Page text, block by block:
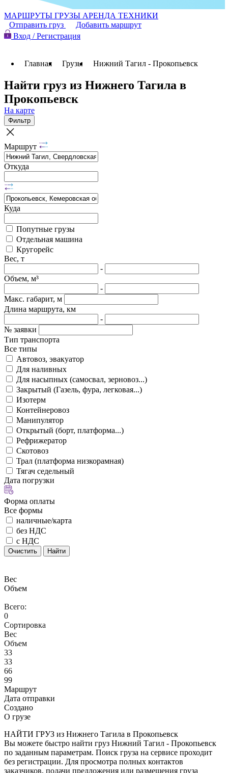
МАРШРУТЫ ГРУЗЫ АРЕНДА ТЕХНИКИ
Отправить груз
Добавить маршрут
Вход / Регистрация
Главная Грузы Нижний Тагил - Прокопьевск
Найти груз из Нижнего Тагила в
Прокопьевск
На карте
Фильтр
Маршрут
Откуда
Куда
Попутные грузы
Отдельная машина
Кругорейс
Вес, т
-
Объем, м³
-
Макс. габарит, м
Длина маршрута, км
-
№ заявки
Тип транспорта
Все типы
Автовоз, эвакуатор
Для наливных
Для насыпных (самосвал, зерновоз...)
Закрытый (Газель, фура, легковая...)
Изотерм
Контейнеровоз
Манипулятор
Открытый (борт, платформа...)
Рефрижератор
Скотовоз
Трал (платформа низкорамная)
Тягач седельный
Дата погрузки
Форма оплаты
Все формы
наличные/карта
без НДС
с НДС
Очистить Найти
Вес
Объем
Всего:
0
Сортировка
Вес
Объем
33
33
66
99
Маршрут
Дата отправки
Создано
О грузе
НАЙТИ ГРУЗ из Нижнего Тагила в Прокопьевск
Вы можете быстро найти груз Нижний Тагил - Прокопьевск
по заданным параметрам. Поиск груза на сервисе проходит
без регистрации. Для просмотра полных контактов
заказчиков, подачи предложения или размещения груза